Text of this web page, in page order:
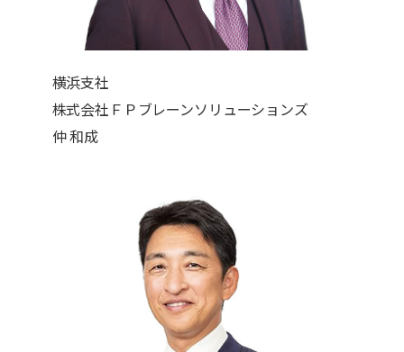
横浜支社
株式会社ＦＰブレーンソリューションズ
仲 和成